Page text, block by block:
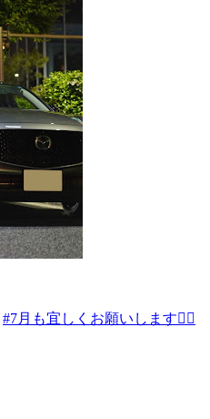
#7月も宜しくお願いします🙇‍♂️